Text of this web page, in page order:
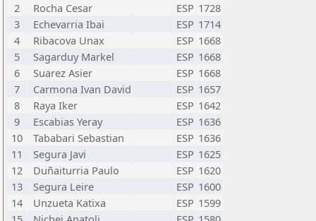
2
Rocha Cesar ESP 1728
3
Echevarria Ibai ESP 1714
4
Ribacova Unax ESP 1668
5
Sagarduy Markel ESP 1668
6
Suarez Asier ESP 1668
7
Carmona Ivan David ESP 1657
8
Raya Iker ESP 1642
9
Escabias Yeray ESP 1636
10
Tababari Sebastian ESP 1636
11
Segura Javi ESP 1625
12
Duñaiturria Paulo ESP 1620
13
Segura Leire ESP 1600
14
Unzueta Katixa ESP 1599